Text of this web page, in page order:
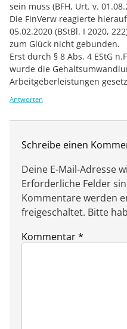
sein muss (BFH, Urt. v.
Die FinVerw reagierte
05.02.2020 (BStBl. I 2020,
zum Glück nicht gebunden.
Erst durch § 8 Abs. 4 EStG
wurde die
Arbeitgeberleistungen
Antworten
Schreibe einen
Deine E-Mail-Adresse
Erforderliche Felder
Kommentare werden
freigeschaltet. Bitte
Kommentar*